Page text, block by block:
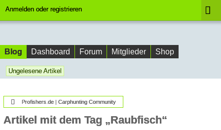
Anmelden oder registrieren
Blog Dashboard Forum Mitglieder Shop
Ungelesene Artikel
Profishers.de | Carphunting Community
Artikel mit dem Tag „Raubfisch“